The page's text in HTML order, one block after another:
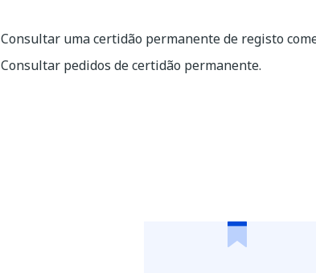
Consultar uma certidão permanente de registo
Consultar pedidos de certidão permanente.